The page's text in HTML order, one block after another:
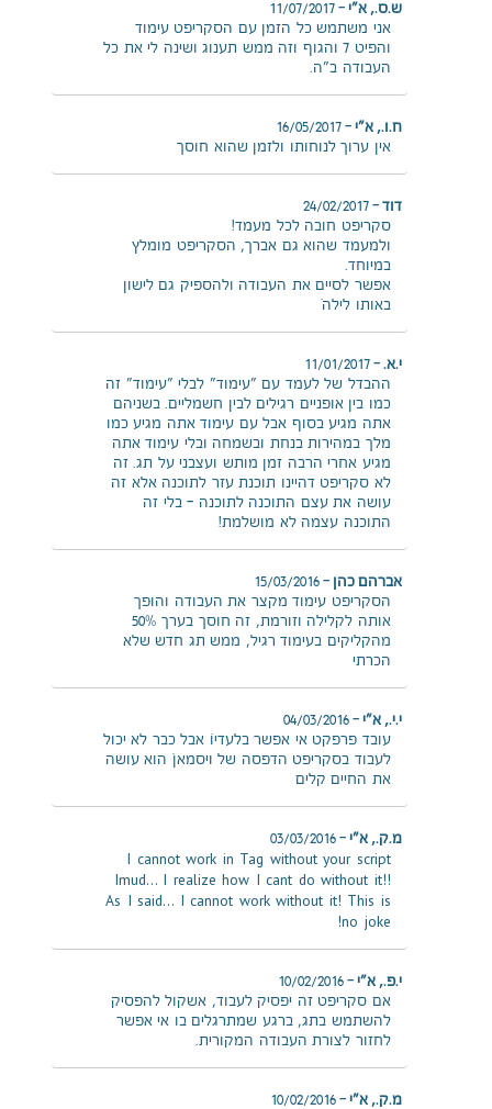
ש.ס., א"י–
11/07/2017
אני משתמש כל הזמן עם הסקריפט עימוד
והפיט 7 והגוף וזה ממש תענוג ושינה לי את כל
העבודה ב"ה.
ח.ו., א"י–
16/05/2017
אין ערוך לנוחותו ולזמן שהוא חוסך
דוד–
24/02/2017
סקריפט חובה לכל מעמד!
ולמעמד שהוא גם אברך, הסקריפט מומלץ
במיוחד.
אפשר לסיים את העבודה ולהספיק גם לישון
באותו לילה…
י.א.–
11/01/2017
ההבדל של לעמד עם "עימוד" לבלי "עימוד" זה
כמו בין אופניים רגילים לבין חשמליים. בשניהם
אתה מגיע בסוף אבל עם עימוד אתה מגיע כמו
מלך במהירות בנחת ובשמחה ובלי עימוד אתה
מגיע אחרי הרבה זמן מותש ועצבני על תג. זה
לא סקריפט דהיינו תוכנת עזר לתוכנה אלא זה
עושה את עצם התוכנה לתוכנה – בלי זה
התוכנה עצמה לא מושלמת!
אברהם כהן–
15/03/2016
הסקריפט עימוד מקצר את העבודה והופך
אותה לקלילה וזורמת, זה חוסך בערך 50%
מהקליקים בעימוד רגיל, ממש תג חדש שלא
הכרתי
י.י., א"י–
04/03/2016
עובד פרפקט אי אפשר בלעדיו… אבל כבר לא יכול
לעבוד בסקריפט הדפסה של ויסמאן… הוא עושה
את החיים קלים
מ.ק., א"י–
03/03/2016
I cannot work in Tag without your script
Imud… I realize how I cant do without it!!
As I said… I cannot work without it! This is
no joke!
י.פ., א"י–
10/02/2016
אם סקריפט זה יפסיק לעבוד, אשקול להפסיק
להשתמש בתג, ברגע שמתרגלים בו אי אפשר
לחזור לצורת העבודה המקורית.
מ.ק., א"י–
10/02/2016